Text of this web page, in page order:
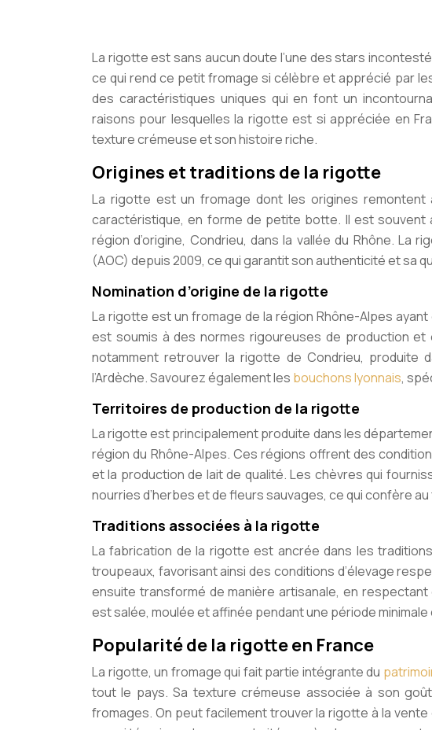
La rigotte est sans aucun doute l’une des stars
ce qui rend ce petit fromage si célèbre et apprécié par
des caractéristiques uniques qui en font un
raisons pour lesquelles la rigotte est si appréciée en
texture crémeuse et son histoire riche.
Origines et traditions de la rigotte
La rigotte est un fromage dont les origines
caractéristique, en forme de petite botte. Il est
région d’origine, Condrieu, dans la vallée du Rhône. La
(AOC) depuis 2009, ce qui garantit son authenticité et sa
Nomination d’origine de la rigotte
La rigotte est un fromage de la région Rhône-Alpes
est soumis à des normes rigoureuses de production
notamment retrouver la rigotte de Condrieu, produite
l’Ardèche. Savourez également les bouchons lyonnais,
Territoires de production de la rigotte
La rigotte est principalement produite dans les
région du Rhône-Alpes. Ces régions offrent des
et la production de lait de qualité. Les chèvres qui
nourries d’herbes et de fleurs sauvages, ce qui confère
Traditions associées à la rigotte
La fabrication de la rigotte est ancrée dans les
troupeaux, favorisant ainsi des conditions d’élevage
ensuite transformé de manière artisanale, en
est salée, moulée et affinée pendant une période
Popularité de la rigotte en France
La rigotte, un fromage qui fait partie intégrante du
tout le pays. Sa texture crémeuse associée à son
fromages. On peut facilement trouver la rigotte à la